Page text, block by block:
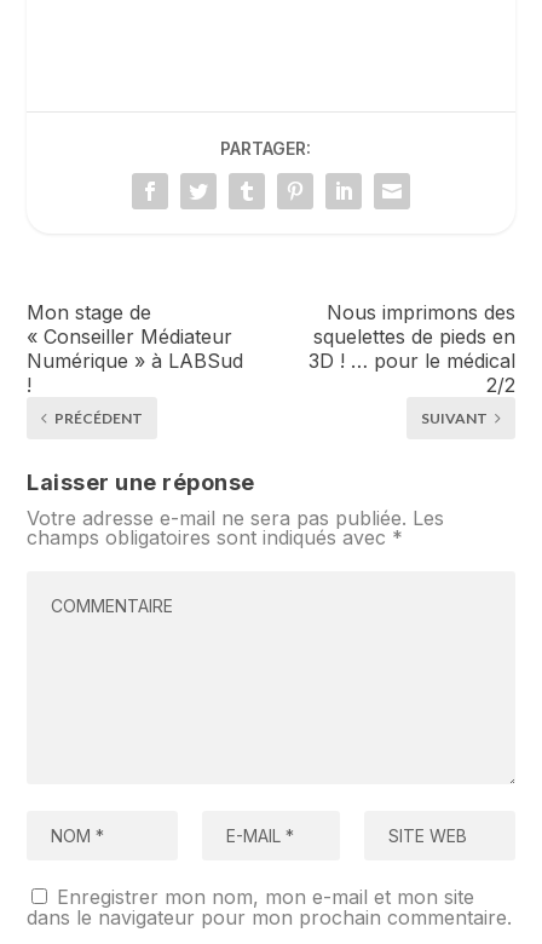
PARTAGER:
Mon stage de
« Conseiller Médiateur
Numérique » à LABSud
!
PRÉCÉDENT
Nous imprimons des
squelettes de pieds en
3D ! … pour le médical
2/2
SUIVANT
Laisser une réponse
Votre adresse e-mail ne sera pas publiée. Les
champs obligatoires sont indiqués avec *
Enregistrer mon nom, mon e-mail et mon site
dans le navigateur pour mon prochain commentaire.